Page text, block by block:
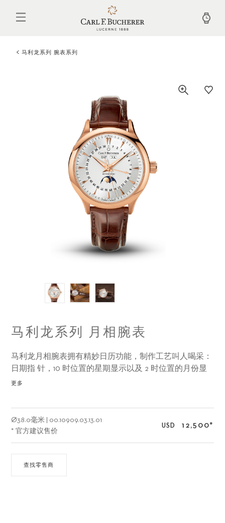
马利龙系列 腕表系列
马利龙系列 月相腕表
马利龙月相腕表拥有精妙日历功能，制作工艺叫人喝采：
日期指 针，10 时位置的星期显示以及 2 时位置的月份显
示各司其职。
更多
Ø38.0毫米
00.10909.03.13.01
* 官方建议售价
USD 12,500*
查找零售商